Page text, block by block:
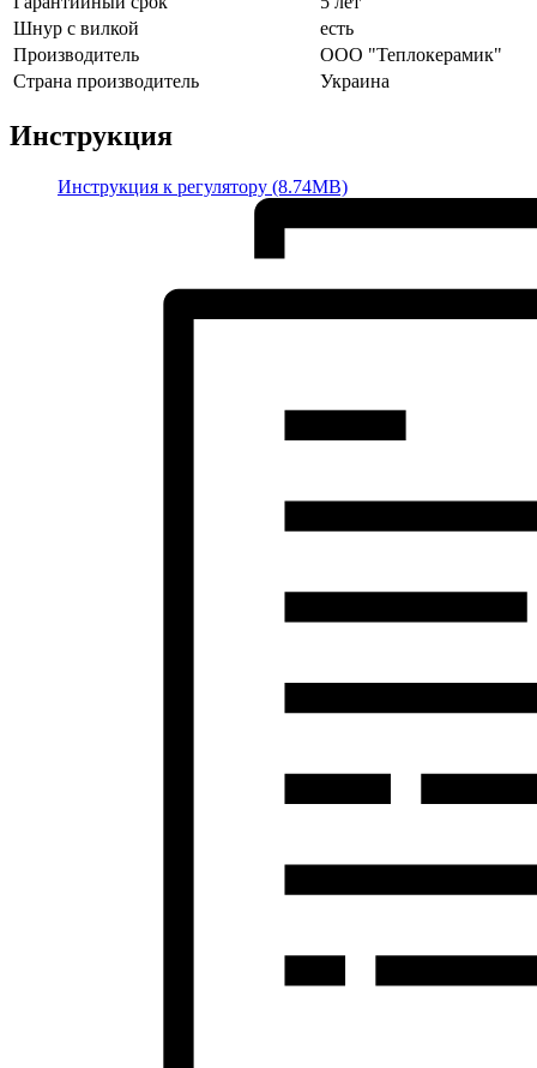
Шнур с вилкой
есть
Производитель
ООО "Теплокерамик"
Страна производитель
Украина
Инструкция
Инструкция к регулятору (8.74MB)